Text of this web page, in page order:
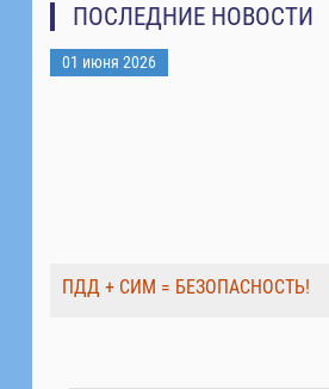
ПОСЛЕДНИЕ НОВОСТИ
01 июня 2026
ПДД + СИМ = БЕЗОПАСНОСТЬ!